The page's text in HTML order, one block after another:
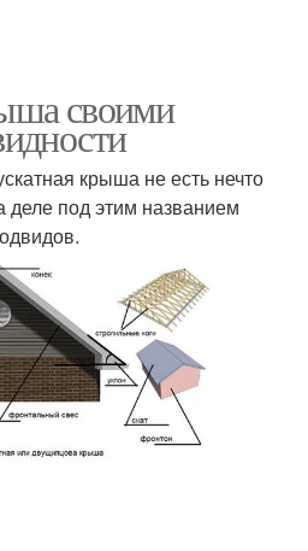
своими
крыша не есть нечто
под этим названием